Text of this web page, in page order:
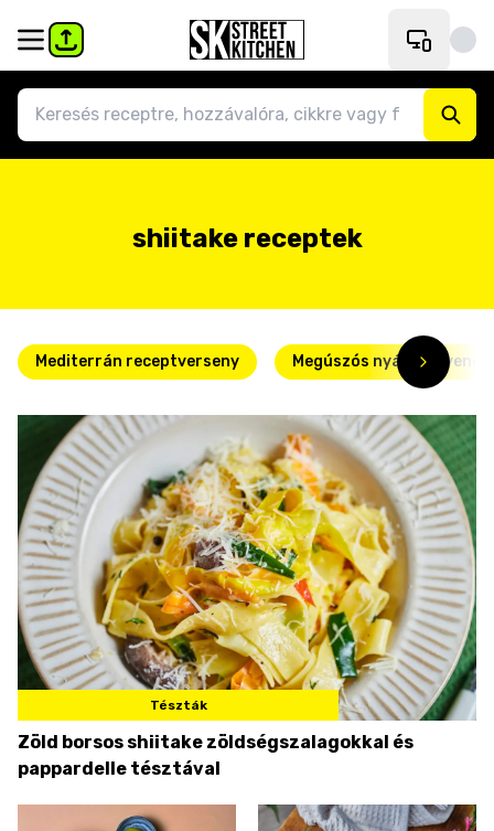
shiitake receptek
Mediterrán receptverseny Megúszós nyári
Tészták
Zöld borsos shiitake zöldségszalagokkal és
pappardelle tésztával